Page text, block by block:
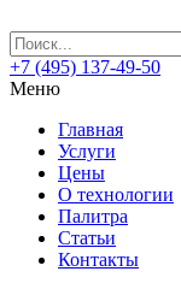
+7 (495) 137-49-50
Меню
Главная
Услуги
Цены
О технологии
Палитра
Статьи
Контакты